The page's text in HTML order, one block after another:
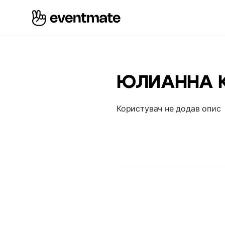
ЮЛИАННА
Користувач не додав опис